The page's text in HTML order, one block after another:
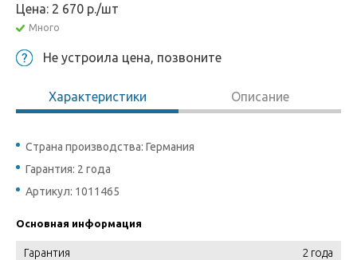
Цена: 2 670 р./шт
Много
Не устроила цена, позвоните
Характеристики Описание
Страна производства: Германия
Гарантия: 2 года
Артикул: 1011465
Основная информация
Гарантия 2 года